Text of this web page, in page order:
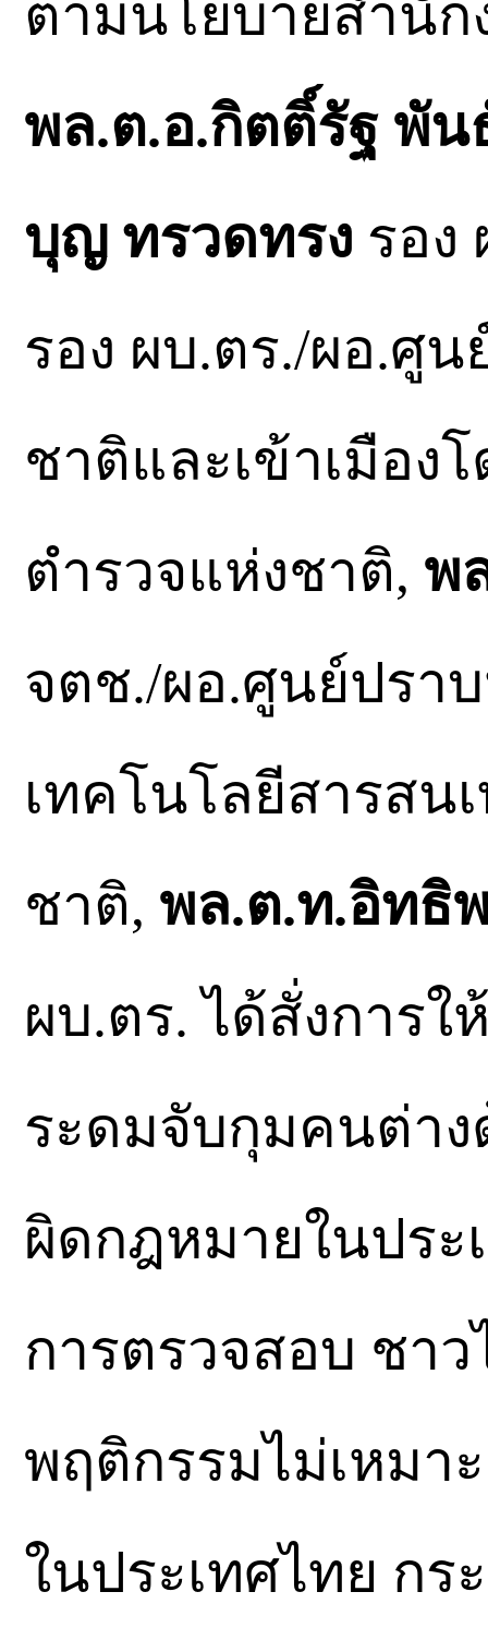
ตามนโยบายสำนัก
พล.ต.อ.กิตติ์รัฐ พัน
บุญ ทรวดทรง รอง
รอง ผบ.ตร./ผอ.ศู
ชาติและเข้าเมือง
ตำรวจแห่งชาติ, พ
จตช./ผอ.ศูนย์ปรา
เทคโนโลยีสารสน
ชาติ, พล.ต.ท.อิทธิ
ผบ.ตร. ได้สั่งการ
ระดมจับกุมคนต่าง
ผิดกฎหมายในประ
การตรวจสอบ ชา
พฤติกรรมไม่เหม
ในประเทศไทย ก